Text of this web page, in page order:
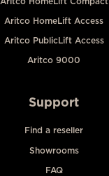
Aritco HomeLift Access
Aritco PublicLift Access
Aritco 9000
Support
Find a reseller
Showrooms
FAQ